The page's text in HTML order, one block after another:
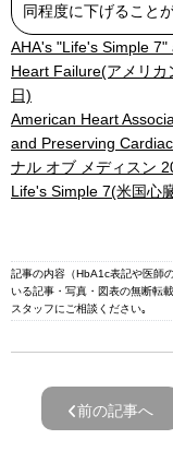
同程度に下げること
AHA's "Life's Simple
Heart Failure(アメリ
日)
American Heart
and Preserving
ナル オブ メディスン
Life's Simple 7(米国心
記事の内容（HbA1c表記や医師
いる記事・写真・図表の無断転
スタッフにご相談ください｡
前の記事へ